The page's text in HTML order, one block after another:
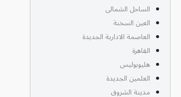
الساحل الشمالى
العين السخنة
العاصمة الادارية الجديدة
القاهرة
هليوبوليس
العلمين الجديدة
مدينة الشروق